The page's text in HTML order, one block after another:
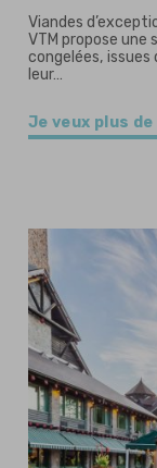
Viandes
VTM propose
congelées, issues
leur…
Je veux plus